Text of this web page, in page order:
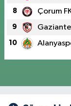
8 Çorum
9
10